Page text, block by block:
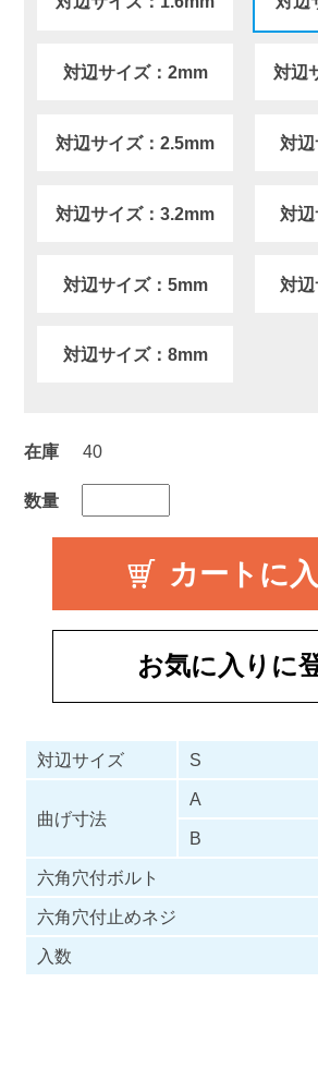
対辺サイズ：2mm 対辺
対辺サイズ：2.5mm 対
対辺サイズ：3.2mm 対
対辺サイズ：5mm 対
対辺サイズ：8mm
在庫 40
数量
お気に入りに
対辺サイズ S
曲げ寸法
A
B
六角穴付ボルト
六角穴付止めネジ
入数